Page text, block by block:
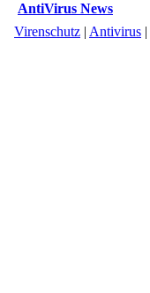
AntiVirus News
Virenschutz | Antivirus |